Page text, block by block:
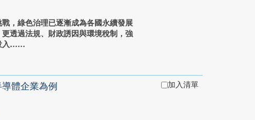
，綠色治理已逐漸成為各國永續發展
透過法規、財政誘因與環境稅制，強
入...
體企業為例 加入清單